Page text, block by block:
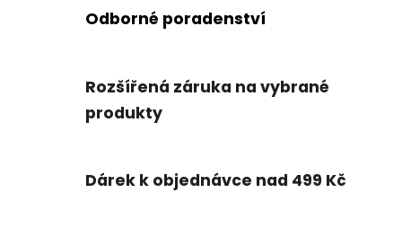
Odborné poradenství
Rozšířená záruka na vybrané
produkty
Dárek k objednávce nad 499 Kč